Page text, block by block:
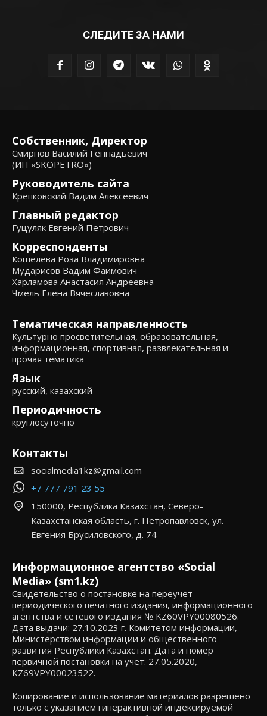
СЛЕДИТЕ ЗА НАМИ
Собственник, Директор
Смирнов Василий Геннадьевич
(ИП «SKOPETRO»)
Руководитель сайта
Крепковский Вадим Алексеевич
Главный редактор
Гуцуляк Евгений Петрович
Корреспонденты
Кошелева Роза Владимировна
Мударисов Вадим Фаимович
Харламова Анастасия Андреевна
Чмель Елена Вячеславовна
Тематическая направленность
Культурно просветительная, образовательная,
информационная, спортивная, развлекательная и
прочая тематика
Язык
русский, казахский
Периодичность
круглосуточно
Контакты
socialmedia1kz@gmail.com
+7 777 791 23 55
150000, Республика Казахстан, Северо-
Казахстанская область, г. Петропавловск, ул.
Евгения Брусиловского, д. 74
Информационное агентство «Social
Media» (sm1.kz)
Свидетельство о постановке на переучет
периодического печатного издания, информационного
агентства и сетевого издания № KZ60VPY00080526.
Дата выдачи: 27.10.2023 г. Комитетом информации,
Министерством информации и общественного
развития Республики Казахстан. Дата и номер
первичной постановки на учет: 27.05.2020,
KZ69VPY00023522.
Копирование и использование материалов разрешено
только с указанием гиперактивной индексируемой